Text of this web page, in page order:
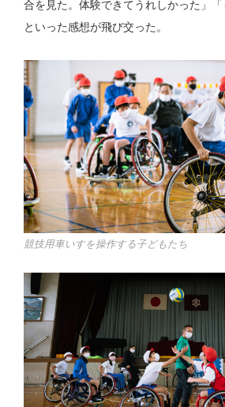
合を見た。体験できてうれしかった」「
といった感想が飛び交った。
競技用車いすを操作する子どもたち